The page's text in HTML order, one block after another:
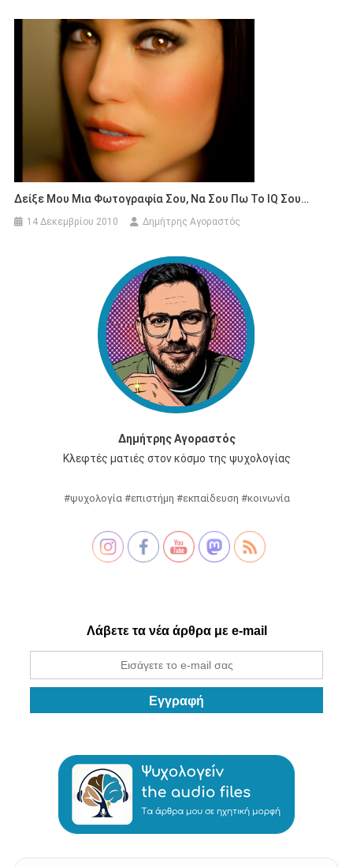
Δείξε Μου Μια Φωτογραφία Σου, Να Σου Πω Το IQ Σου…
14 Δεκεμβρίου 2010 Δημήτρης Αγοραστός
Δημήτρης Αγοραστός
Κλεφτές ματιές στον κόσμο της ψυχολογίας
#ψυχολογία #επιστήμη #εκπαίδευση #κοινωνία
Λάβετε τα νέα άρθρα με e-mail